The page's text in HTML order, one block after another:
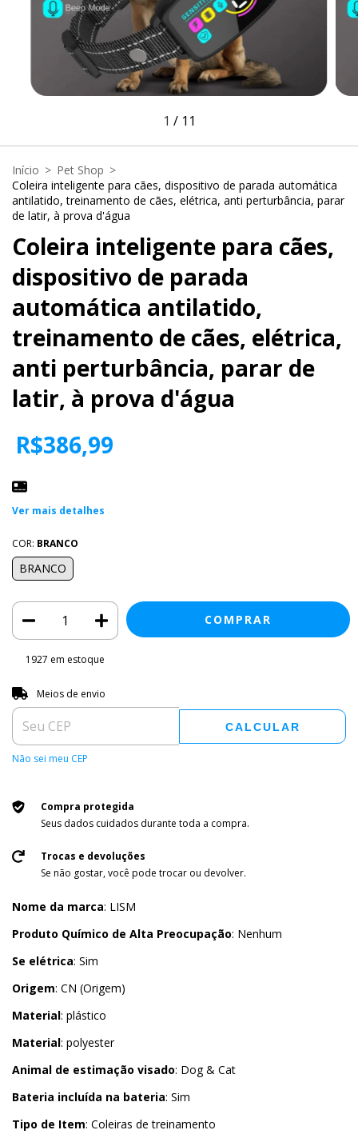
1 / 11
Início > Pet Shop >
Coleira inteligente para cães, dispositivo de parada automática
antilatido, treinamento de cães, elétrica, anti perturbância, parar
de latir, à prova d'água
Coleira inteligente para cães,
dispositivo de parada
automática antilatido,
treinamento de cães, elétrica,
anti perturbância, parar de
latir, à prova d'água
R$386,99
Ver mais detalhes
COR: BRANCO
BRANCO
1927 em estoque
Entregas para o CEP:
Meios de envio
CALCULAR
Não sei meu CEP
Compra protegida
Seus dados cuidados durante toda a compra.
Trocas e devoluções
Se não gostar, você pode trocar ou devolver.
Nome da marca: LISM
Produto Químico de Alta Preocupação: Nenhum
Se elétrica: Sim
Origem: CN (Origem)
Material: plástico
Material: polyester
Animal de estimação visado: Dog & Cat
Bateria incluída na bateria: Sim
Tipo de Item: Coleiras de treinamento